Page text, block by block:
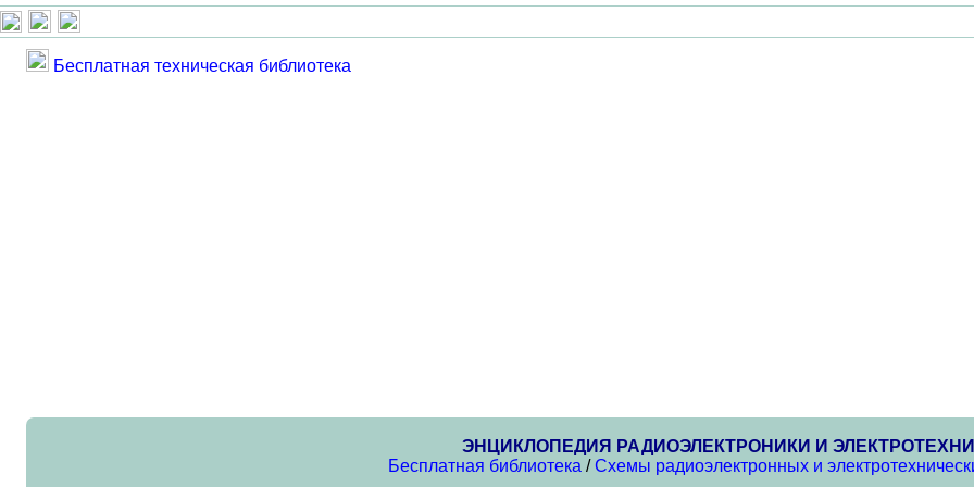
Бесплатная техническая библиотека
ЭНЦИКЛОПЕДИЯ РАДИОЭЛЕКТРОНИКИ И
Бесплатная библиотека /Схемы радиоэлектронных и